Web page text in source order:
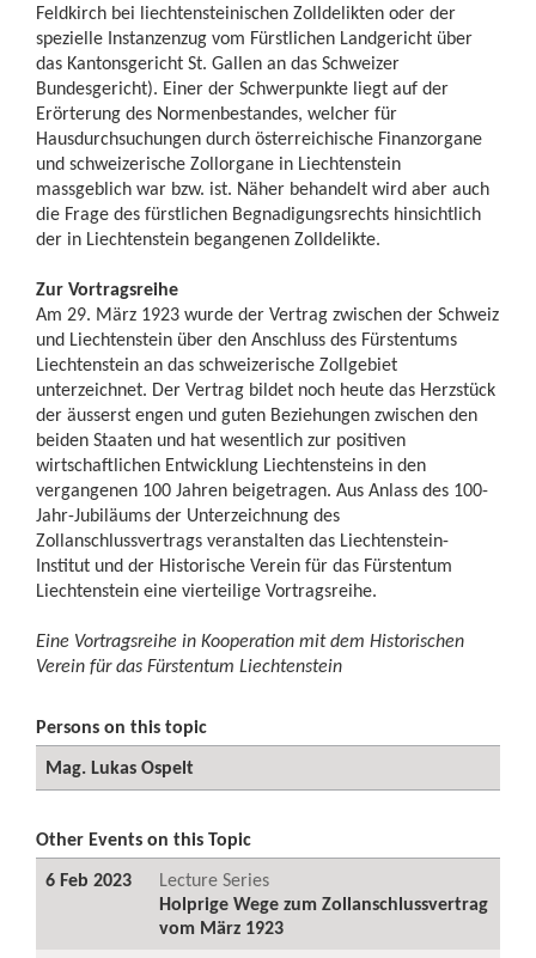
Feldkirch bei liechtensteinischen Zolldelikten oder der
spezielle Instanzenzug vom Fürstlichen Landgericht über
das Kantonsgericht St. Gallen an das Schweizer
Bundesgericht). Einer der Schwerpunkte liegt auf der
Erörterung des Normenbestandes, welcher für
Hausdurchsuchungen durch österreichische Finanzorgane
und schweizerische Zollorgane in Liechtenstein
massgeblich war bzw. ist. Näher behandelt wird aber auch
die Frage des fürstlichen Begnadigungsrechts hinsichtlich
der in Liechtenstein begangenen Zolldelikte.
Zur Vortragsreihe
Am 29. März 1923 wurde der Vertrag zwischen der Schweiz
und Liechtenstein über den Anschluss des Fürstentums
Liechtenstein an das schweizerische Zollgebiet
unterzeichnet. Der Vertrag bildet noch heute das Herzstück
der äusserst engen und guten Beziehungen zwischen den
beiden Staaten und hat wesentlich zur positiven
wirtschaftlichen Entwicklung Liechtensteins in den
vergangenen 100 Jahren beigetragen. Aus Anlass des 100-
Jahr-Jubiläums der Unterzeichnung des
Zollanschlussvertrags veranstalten das Liechtenstein-
Institut und der Historische Verein für das Fürstentum
Liechtenstein eine vierteilige Vortragsreihe.
Eine Vortragsreihe in Kooperation mit dem Historischen
Verein für das Fürstentum Liechtenstein
Persons on this topic
Mag. Lukas Ospelt
Other Events on this Topic
6 Feb 2023
Lecture Series
Holprige Wege zum Zollanschlussvertrag
vom März 1923